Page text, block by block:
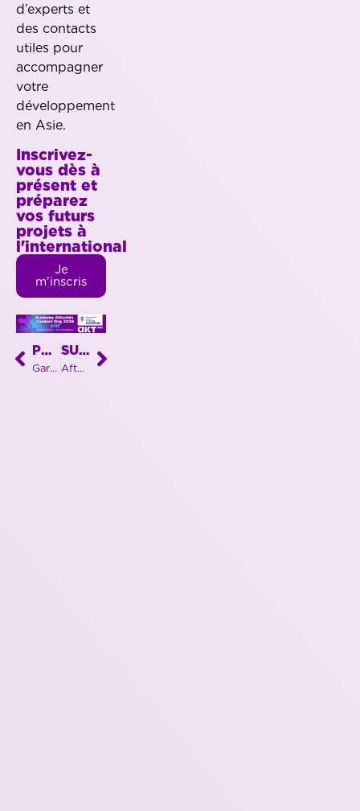
d’experts et
des contacts
utiles pour
accompagner
votre
développement
en Asie.
Inscrivez-
vous dès à
présent et
préparez
vos futurs
projets à
l'international
Je
m'inscris
PRÉCÉDENT
Garden Party
SUIVANT
Afterwork Sud